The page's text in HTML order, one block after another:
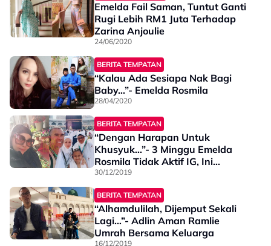
Emelda Fail Saman, Tuntut Ganti
Rugi Lebih RM1 Juta Terhadap
Zarina Anjoulie
24/06/2020
BERITA TEMPATAN
“Kalau Ada Sesiapa Nak Bagi
Baby…”- Emelda Rosmila
28/04/2020
BERITA TEMPATAN
“Dengan Harapan Untuk
Khusyuk…”- 3 Minggu Emelda
Rosmila Tidak Aktif IG, Ini
Sebabnya…
30/12/2019
BERITA TEMPATAN
“Alhamdulilah, Dijemput Sekali
Lagi…”- Adlin Aman Ramlie
Umrah Bersama Keluarga
16/12/2019